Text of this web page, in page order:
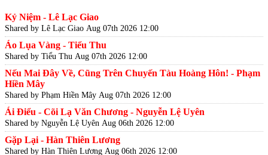
Kỷ Niệm - Lê Lạc Giao
Shared by Lê Lạc Giao Aug 07th 2026 12:00
Áo Lụa Vàng - Tiểu Thu
Shared by Tiểu Thu Aug 07th 2026 12:00
Nếu Mai Đây Về, Cũng Trên Chuyến Tàu Hoàng Hôn! - Phạm
Hiền Mây
Shared by Phạm Hiền Mây Aug 07th 2026 12:00
Ái Điểu - Cõi Lạ Văn Chương - Nguyễn Lệ Uyên
Shared by Nguyễn Lệ Uyên Aug 06th 2026 12:00
Gặp Lại - Hàn Thiên Lương
Shared by Hàn Thiên Lương Aug 06th 2026 12:00